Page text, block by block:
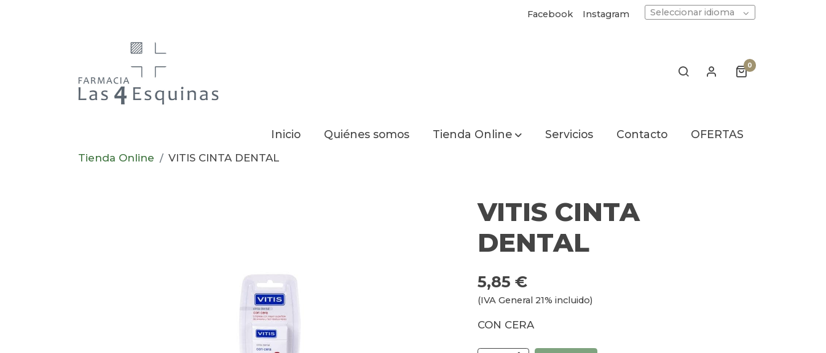
Facebook Instagram Seleccionar idioma
0
Inicio Quiénes somos Tienda Online Servicios Contacto OFERTAS
Tienda Online VITIS CINTA DENTAL
VITIS CINTA
DENTAL
5,85 €
(IVA General 21% incluido)
CON CERA